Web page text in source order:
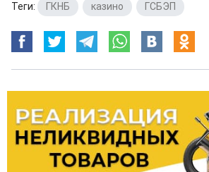
Теги: ГКНБ казино ГСБЭП